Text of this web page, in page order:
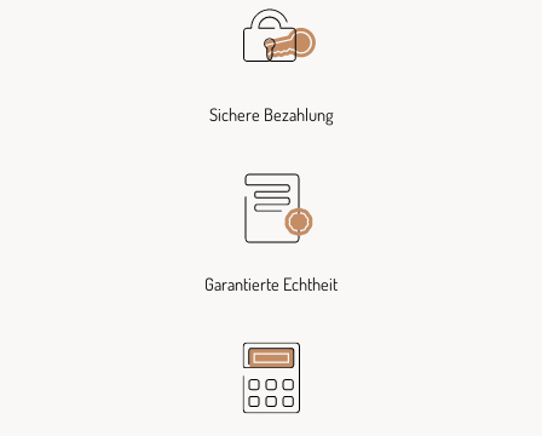
Sichere Bezahlung
Garantierte Echtheit